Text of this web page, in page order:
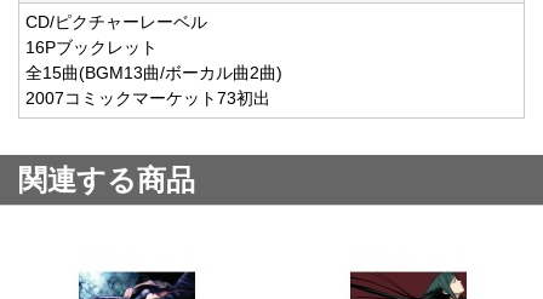
CD/ピクチャーレーベル
16Pブックレット
全15曲(BGM13曲/ボーカル曲2曲)
2007コミックマーケット73初出
関連する商品